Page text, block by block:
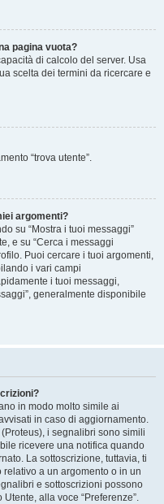
pagina vuota?
di calcolo del server. Usa
scelta dei termini da ricercare e
“trova utente”.
argomenti?
su “Mostra i tuoi messaggi”
e su “Cerca i messaggi
Puoi cercare i tuoi argomenti,
i vari campi
i tuoi messaggi,
generalmente disponibile
in modo molto simile ai
in caso di aggiornamento.
i segnalibri sono simili
ricevere una notifica quando
La sottoscrizione, tuttavia, ti
a un argomento o in un
e sottoscrizioni possono
alla voce “Preferenze”.